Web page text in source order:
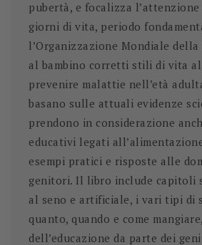
pubertà, e focalizza
giorni di vita, periodo
l’Organizzazione Mondiale della
al bambino corretti stili di vita
prevenire malattie nell’età
basano sulle attuali evidenze
prendono in considerazione
educativi legati
esempi pratici e risposte alle
genitori. Il libro include capitoli
al seno e artificiale, i vari tipi di
quanto, quando e come
dell’educazione da parte dei